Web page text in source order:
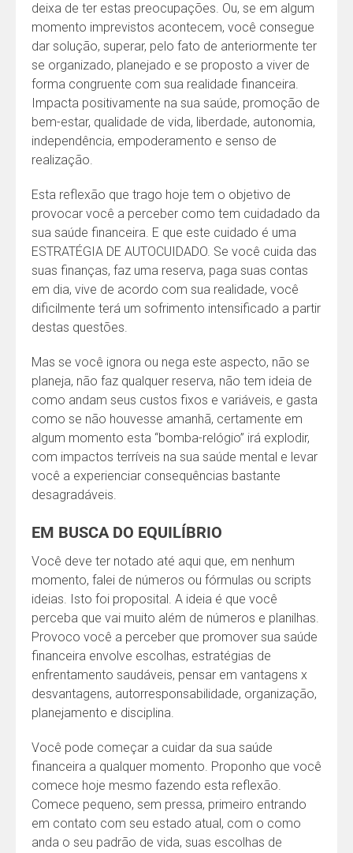
deixa de ter estas preocupações. Ou, se em algum
momento imprevistos acontecem, você consegue
dar solução, superar, pelo fato de anteriormente ter
se organizado, planejado e se proposto a viver de
forma congruente com sua realidade financeira.
Impacta positivamente na sua saúde, promoção de
bem-estar, qualidade de vida, liberdade, autonomia,
independência, empoderamento e senso de
realização.
Esta reflexão que trago hoje tem o objetivo de
provocar você a perceber como tem cuidadado da
sua saúde financeira. E que este cuidado é uma
ESTRATÉGIA DE AUTOCUIDADO. Se você cuida das
suas finanças, faz uma reserva, paga suas contas
em dia, vive de acordo com sua realidade, você
dificilmente terá um sofrimento intensificado a partir
destas questões.
Mas se você ignora ou nega este aspecto, não se
planeja, não faz qualquer reserva, não tem ideia de
como andam seus custos fixos e variáveis, e gasta
como se não houvesse amanhã, certamente em
algum momento esta “bomba-relógio” irá explodir,
com impactos terríveis na sua saúde mental e levar
você a experienciar consequências bastante
desagradáveis.
EM BUSCA DO EQUILÍBRIO
Você deve ter notado até aqui que, em nenhum
momento, falei de números ou fórmulas ou scripts
ideias. Isto foi proposital. A ideia é que você
perceba que vai muito além de números e planilhas.
Provoco você a perceber que promover sua saúde
financeira envolve escolhas, estratégias de
enfrentamento saudáveis, pensar em vantagens x
desvantagens, autorresponsabilidade, organização,
planejamento e disciplina.
Você pode começar a cuidar da sua saúde
financeira a qualquer momento. Proponho que você
comece hoje mesmo fazendo esta reflexão.
Comece pequeno, sem pressa, primeiro entrando
em contato com seu estado atual, com o como
anda o seu padrão de vida, suas escolhas de